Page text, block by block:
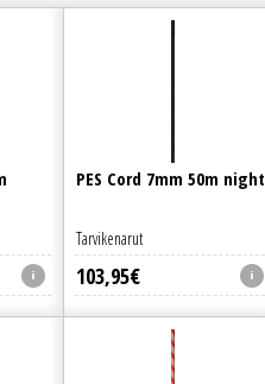
PES Cord 7mm 50m night
103,95€
Tarvikenarut